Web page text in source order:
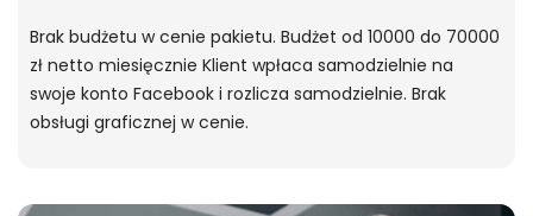
Brak budżetu w cenie pakietu. Budżet od 10000 do 70000
zł netto miesięcznie Klient wpłaca samodzielnie na
swoje konto Facebook i rozlicza samodzielnie. Brak
obsługi graficznej w cenie.